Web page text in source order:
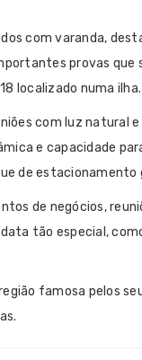
com varanda,
provas que
localizado numa ilha.
com luz natural
e capacidade
de
de negócios,
tão especial,
famosa pelos